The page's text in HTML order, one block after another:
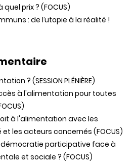
prix ? (FOCUS)
: de l’utopie à la réalité !
? (SESSION PLÉNIÈRE)
à l'alimentation pour toutes
à l'alimentation avec les
les acteurs concernés (FOCUS)
démocratie participative face à
et sociale ? (FOCUS)